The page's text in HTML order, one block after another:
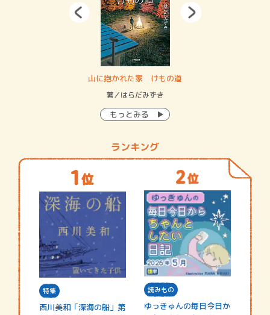
山に抱かれた家 けもの道
著／はらだみずき
もっとみる
ランキング
特集
西川美和「深海の船」第
読みもの
ゆっきゅんの毎日今日か